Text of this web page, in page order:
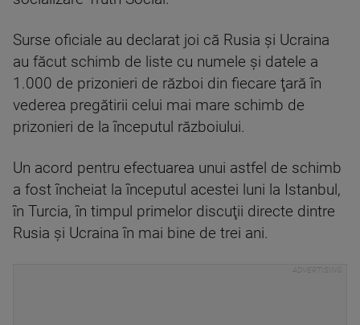
Surse oficiale au declarat joi că Rusia şi Ucraina
au făcut schimb de liste cu numele şi datele a
1.000 de prizonieri de război din fiecare ţară în
vederea pregătirii celui mai mare schimb de
prizonieri de la începutul războiului.
Un acord pentru efectuarea unui astfel de schimb
a fost încheiat la începutul acestei luni la Istanbul,
în Turcia, în timpul primelor discuţii directe dintre
Rusia şi Ucraina în mai bine de trei ani.